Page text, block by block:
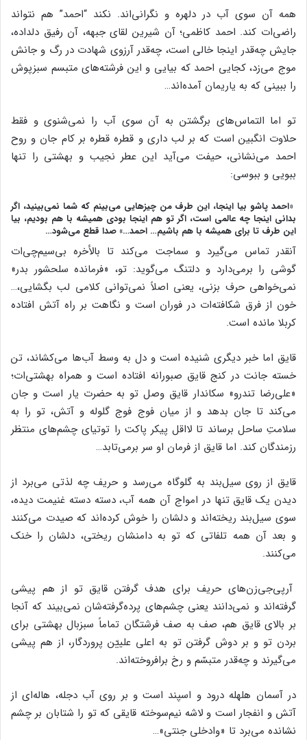
همه آن سوی آب در دلهره و نگرانی‌اند. نکند “احمد” هم نتواند
راضی‌ات کند. احمد کاظمی؛ آن شیرین لقای جبهه، آن رفیق دلداده،
جایش چه‌قدر اینجا خالی است، چه‌قدر آرزوی شهادت در رگ و جانش
موج می‌زد، کجایی احمد که بیایی و این فرشته‌های متبسم سبزپوش
را ببینی که به یاریمان آمده‌اند…
تو اما التماس‌های برگشتن به آن سوی آب را نمی‌شنوی و فقط
حلاوت انگبین است که بر لب داری و قطره قطره بر کام جان و روح
احمد می‌نشانی، حیفت می‌آید این عطر نجیب و بهشتی را تنها
ببویی و ببوسی:
«احمد پاشو بیا اینجا، این طرف من چیزهایی می‌بینم که شما نمی‌بینید، اگر
بدانی اینجا چه عالمی است، اگر تو هم اینجا بودی همیشه با هم بودیم، بیا
این طرف تا برای همیشه با هم باشیم… احمد…» صدا قطع می‌شود…
آنقدر تماس می‌گیرد و سماجت می‌کند تا بالأخره بی‌سیم‌چی‌ات
گوشی را برمی‌دارد و دلتنگ می‌گوید: تو، «فرمانده سلحشور بدر»
نمی‌خواهی حرف بزنی، یعنی اصلاً نمی‌توانی کلامی لب بگشایی،…
خون از فرق شکافته‌ات در فوران است و نگاهت بر راه آتش افتاده
کربلا مانده است.
قایق اما خبر دیگری شنیده است و دل به وسط آب‌ها می‌کشاند، تن
خسته جانت در کنج قایق صبورانه افتاده است و همراه بهشتی‌ات؛
«علی‌رضا تندرو» سکاندار قایق وصل تو به حضرت یار است و جان
می‌کند تا جان بدهد و از میان فوج فوج گلوله و آتش، تو را به
سلامتِ ساحل برساند تا لااقل پیکر پاکت را توتیای چشم‌های منتظر
رزمندگان کند. اما قایق از فرمان او سر برمی‌تابد…
قایق از روی سیل‌بند به گلوگاه می‌رسد و حریف چه لذتی می‌برد از
دیدن یک قایق تنها در امواج آن همه آب، دسته دسته غنیمت دیده،
سوی سیل‌بند ریخته‌اند و دلشان را خوش کرده‌اند که صیدت می‌کنند
و بعد آن همه تلفاتی که تو به دامنشان ریختی، دلشان را خنک
می‌کنند.
آرپی‌جی‌زن‌های حریف برای هدف گرفتن قایق تو از هم پیشی
گرفته‌اند و نمی‌دانند یعنی چشم‌های پرده‌گرفته‌شان نمی‌بیند که آنجا
بر بالای قایق هم، صف به صف فرشتگان تماماً سبزبال بهشتی برای
بردن تو و بر دوش گرفتن تو به اعلی علییّن پروردگار، از هم پیشی
می‌گیرند و چه‌قدر متبسّم و رخ برافروخته‌اند.
در آسمان هلهله درود و اسپند است و بر روی آب‌ دجله،‌ هاله‌ای از
آتش و انفجار است و لاشه نیم‌سوخته قایقی که تو را شتابان بر چشم
نشانده می‌برد تا «وادخلی جنتی»…